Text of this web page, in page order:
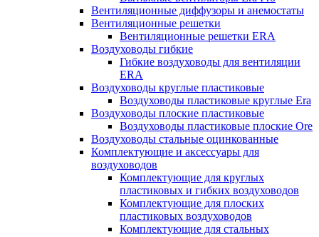
Вентиляционные диффузоры и анемостаты
Вентиляционные решетки
Вентиляционные решетки ERA
Воздуховоды гибкие
Гибкие воздуховоды для вентиляции
ERA
Воздуховоды круглые пластиковые
Воздуховоды пластиковые круглые Era
Воздуховоды плоские пластиковые
Воздуховоды пластиковые плоские Ore
Воздуховоды стальные оцинкованные
Комплектующие и аксессуары для
воздуховодов
Комплектующие для круглых
пластиковых и гибких воздуховодов
Комплектующие для плоских
пластиковых воздуховодов
Комплектующие для стальных